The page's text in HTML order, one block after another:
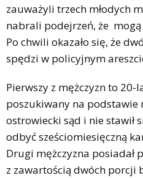
zauważyli trzech młodych
nabrali podejrzeń, że
Po chwili okazało się, że
spędzi w policyjnym
Pierwszy z mężczyzn to 20-
poszukiwany na podstawie
ostrowiecki sąd i nie stawił
odbyć sześciomiesięczną
Drugi mężczyzna posiadał
z zawartością dwóch porcji